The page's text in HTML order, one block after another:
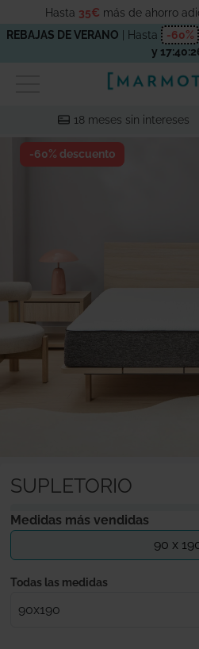
Hasta 35€ más de ahorro
REBAJAS DE VERANO | Hasta -60%
y
18 meses sin intereses
-60% descuento
SUPLETORIO
Medidas más vendidas
90 x
Todas las medidas